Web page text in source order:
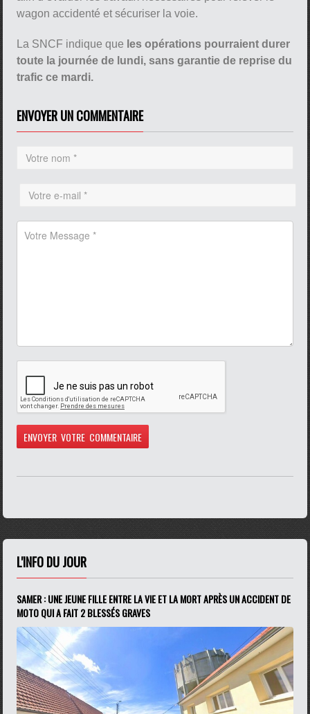
wagon accidenté et sécuriser la voie.
La SNCF indique que les opérations pourraient durer
toute la journée de lundi, sans garantie de reprise du
trafic ce mardi.
ENVOYER UN COMMENTAIRE
L'INFO DU JOUR
SAMER : UNE JEUNE FILLE ENTRE LA VIE ET LA MORT APRÈS UN ACCIDENT DE
MOTO QUI A FAIT 2 BLESSÉS GRAVES